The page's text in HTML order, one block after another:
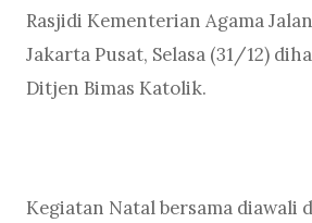
Rasjidi Kementerian Agama
Jakarta Pusat, Selasa (31/12)
Ditjen Bimas Katolik.
Kegiatan Natal bersama diawali